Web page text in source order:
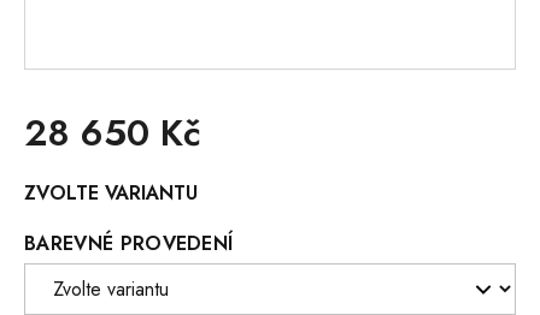
28 650 Kč
cena:
ZVOLTE VARIANTU
BAREVNÉ PROVEDENÍ